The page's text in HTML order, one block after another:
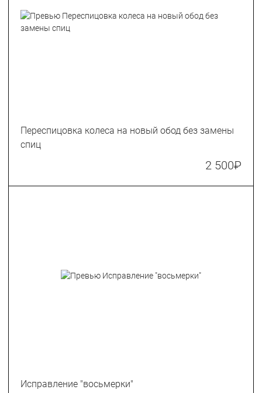
Переспицовка колеса на новый обод без замены
спиц
2 500₽
Исправление "восьмерки"